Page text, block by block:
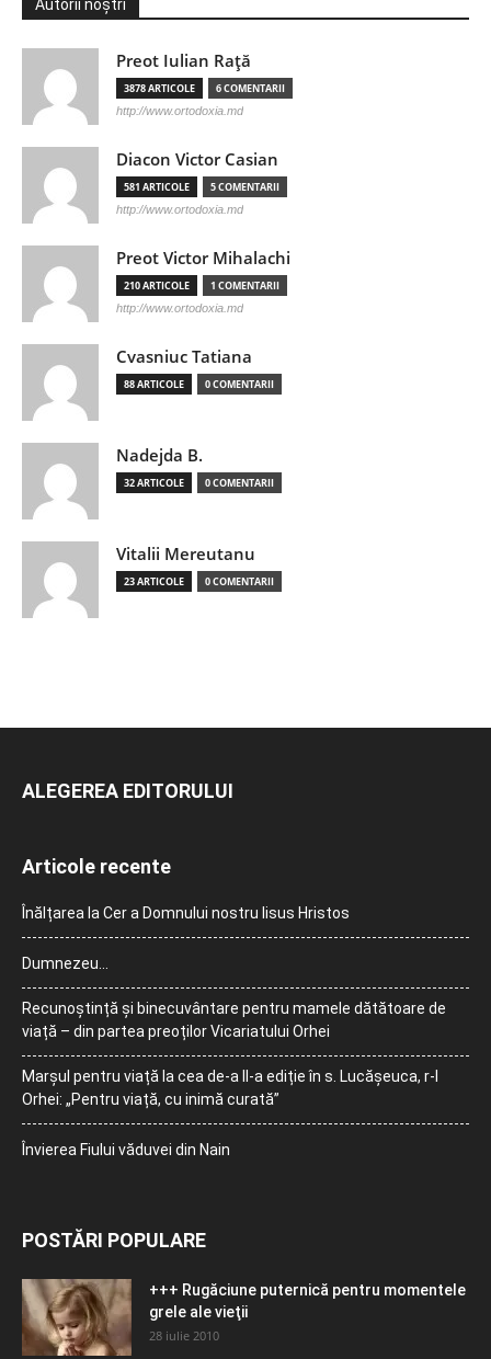
Autorii noștri
Preot Iulian Raţă
3878 ARTICOLE 6 COMENTARII
http://www.ortodoxia.md
Diacon Victor Casian
581 ARTICOLE 5 COMENTARII
http://www.ortodoxia.md
Preot Victor Mihalachi
210 ARTICOLE 1 COMENTARII
http://www.ortodoxia.md
Cvasniuc Tatiana
88 ARTICOLE 0 COMENTARII
Nadejda B.
32 ARTICOLE 0 COMENTARII
Vitalii Mereutanu
23 ARTICOLE 0 COMENTARII
ALEGEREA EDITORULUI
Articole recente
Înălțarea la Cer a Domnului nostru Iisus Hristos
Dumnezeu…
Recunoștință și binecuvântare pentru mamele dătătoare de
viață – din partea preoților Vicariatului Orhei
Marșul pentru viață la cea de-a II-a ediție în s. Lucășeuca, r-l
Orhei: „Pentru viață, cu inimă curată”
Învierea Fiului văduvei din Nain
POSTĂRI POPULARE
+++ Rugăciune puternică pentru momentele
grele ale vieţii
28 iulie 2010